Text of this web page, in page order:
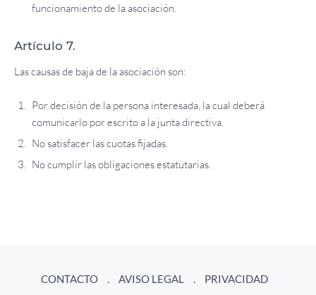
funcionamiento de la asociación.
Artículo 7.
Las causas de baja de la asociación son:
Por decisión de la persona interesada, la cual deberá
comunicarlo por escrito a la junta directiva.
No satisfacer las cuotas fijadas.
No cumplir las obligaciones estatutarias.
CONTACTO AVISO LEGAL PRIVACIDAD